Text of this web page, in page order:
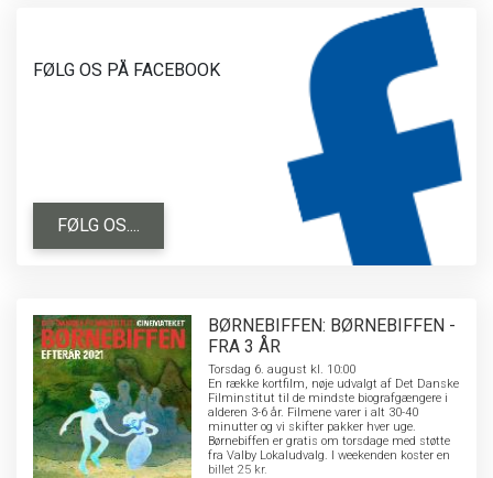
FØLG OS PÅ FACEBOOK
FØLG OS....
BØRNEBIFFEN: BØRNEBIFFEN -
FRA 3 ÅR
Torsdag 6. august kl. 10:00
En række kortfilm, nøje udvalgt af Det Danske
Filminstitut til de mindste biografgængere i
alderen 3-6 år. Filmene varer i alt 30-40
minutter og vi skifter pakker hver uge.
Børnebiffen er gratis om torsdage med støtte
fra Valby Lokaludvalg. I weekenden koster en
billet 25 kr.